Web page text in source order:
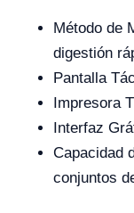
Método de
digestión
Pantalla
Impresora
Interfaz
Capacidad
conjuntos